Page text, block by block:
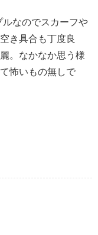
ルなのでスカーフや
き具合も丁度良
。なかなか思う様
怖いもの無しで